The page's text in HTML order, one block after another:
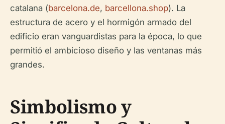
catalana (barcelona.de, barcellona.shop). La
estructura de acero y el hormigón armado del
edificio eran vanguardistas para la época, lo que
permitió el ambicioso diseño y las ventanas más
grandes.
Simbolismo y